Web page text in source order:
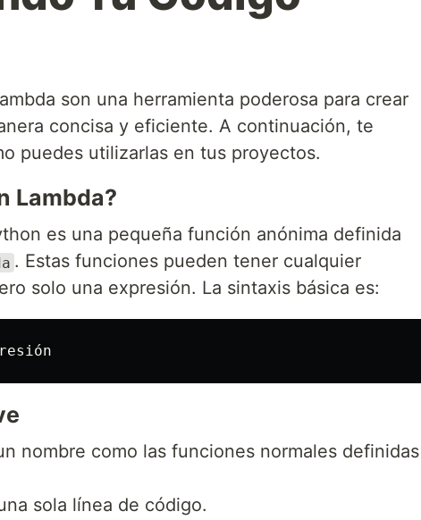
son una herramienta poderosa para crear
concisa y eficiente. A continuación, te
puedes utilizarlas en tus proyectos.
Lambda?
es una pequeña función anónima definida
. Estas funciones pueden tener cualquier
solo una expresión. La sintaxis básica es:
nombre como las funciones normales definidas
sola línea de código.